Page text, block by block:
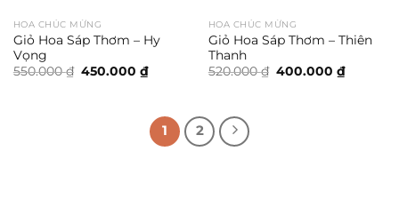
HOA CHÚC MỪNG
Giỏ Hoa Sáp Thơm – Hy
Vọng
550.000₫ Giá
450.000 ₫Giá
hiện
450.000 ₫.
HOA CHÚC MỪNG
Giỏ Hoa Sáp Thơm – Thiên
Thanh
520.000₫ Giá
400.000 ₫Giá
hiện
1 2